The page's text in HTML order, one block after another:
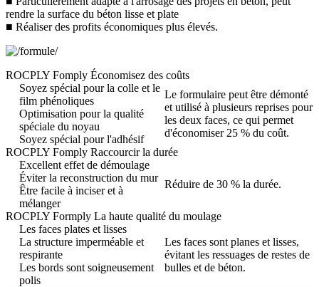
rendre la surface du béton lisse et plate
■ Réaliser des profits économiques plus élevés.
ROCPLY Fomply Économisez des coûts
Soyez spécial pour la colle et le
film phénoliques
Le formulaire peut être démonté
et utilisé à plusieurs reprises pour
les deux faces, ce qui permet
d'économiser 25 % du coût.
Optimisation pour la qualité
spéciale du noyau
Soyez spécial pour l'adhésif
ROCPLY Fomply Raccourcir la durée
Excellent effet de démoulage
Réduire de 30 % la durée.
Éviter la reconstruction du mur
Être facile à inciser et à
mélanger
ROCPLY Formply La haute qualité du moulage
Les faces plates et lisses
Les faces sont planes et lisses,
évitant les ressuages ​​de restes de
bulles et de béton.
La structure imperméable et
respirante
Les bords sont soigneusement
polis